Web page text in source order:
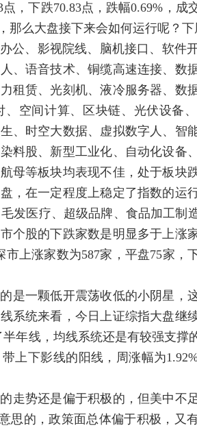
，下跌70.83点，跌幅0.69%，成
么大盘接下来会如何运行呢？下
、影视院线、脑机接口、软件
、语音技术、铜缆高速连接、数
租赁、光刻机、液冷服务器、数
空间计算、区块链、光伏设备
、时空大数据、虚拟数字人、智
料股、新型工业化、自动化设备
母等板块均表现不佳，处于板块
，在一定程度上稳定了指数的运
发医疗、超级品牌、食品加工制
个股的下跌家数是明显多于上涨
上涨家数为587家，平盘75家，
一颗低开震荡收低的小阴星，
系统来看，今日上证综指大盘继
年线，均线系统还是有较强支撑
上下影线的阳线，周涨幅为
势还是偏于积极的，但美中不足
的，政策面总体偏于积极，又